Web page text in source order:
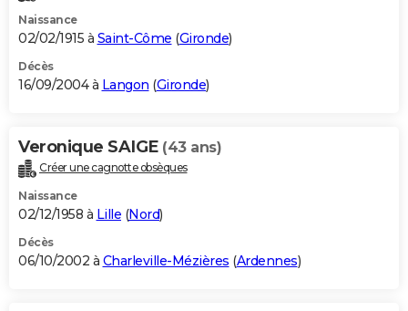
Naissance
02/02/1915 à Saint-Côme (Gironde)
Décès
16/09/2004 à Langon (Gironde)
Veronique SAIGE (43 ans)
Créer une cagnotte obsèques
Naissance
02/12/1958 à Lille (Nord)
Décès
06/10/2002 à Charleville-Mézières (Ardennes)